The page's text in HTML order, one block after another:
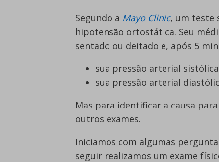
Segundo a Mayo Clinic, um teste
hipotensão ortostática. Seu
sentado ou deitado e, após 5
sua pressão arterial
sua pressão arterial
Mas para identificar a causa
outros exames.
Iniciamos com algumas
seguir realizamos um exame